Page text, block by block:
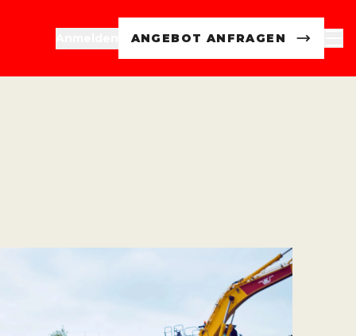
ANGEBOT ANFRAGEN